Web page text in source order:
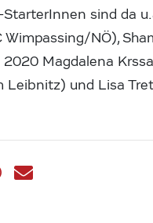
sind da
NÖ),
Magdalena
Leibnitz) und Lisa